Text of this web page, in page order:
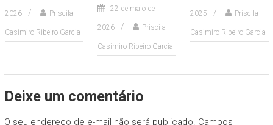
2026 Priscila
Casimiro Ribeiro Garcia
22 de maio de
2026 Priscila
Casimiro Ribeiro Garcia
2025 Priscila
Casimiro Ribeiro Garcia
Deixe um comentário
O seu endereço de e-mail não será publicado. Campos